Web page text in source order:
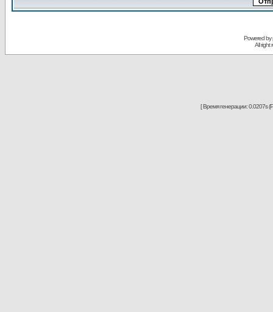
Powered
All right
[ Время генерации: 0.0207s